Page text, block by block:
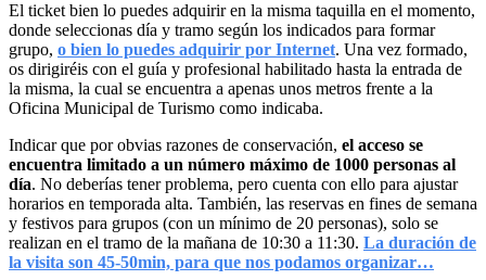
El ticket bien lo puedes adquirir en la misma taquilla en el momento,
donde seleccionas día y tramo según los indicados para formar
grupo, o bien lo puedes adquirir por Internet. Una vez formado,
os dirigiréis con el guía y profesional habilitado hasta la entrada de
la misma, la cual se encuentra a apenas unos metros frente a la
Oficina Municipal de Turismo como indicaba.
Indicar que por obvias razones de conservación, el acceso se
encuentra limitado a un número máximo de 1000 personas al
día. No deberías tener problema, pero cuenta con ello para ajustar
horarios en temporada alta. También, las reservas en fines de semana
y festivos para grupos (con un mínimo de 20 personas), solo se
realizan en el tramo de la mañana de 10:30 a 11:30. La duración de
la visita son 45-50min, para que nos podamos organizar…